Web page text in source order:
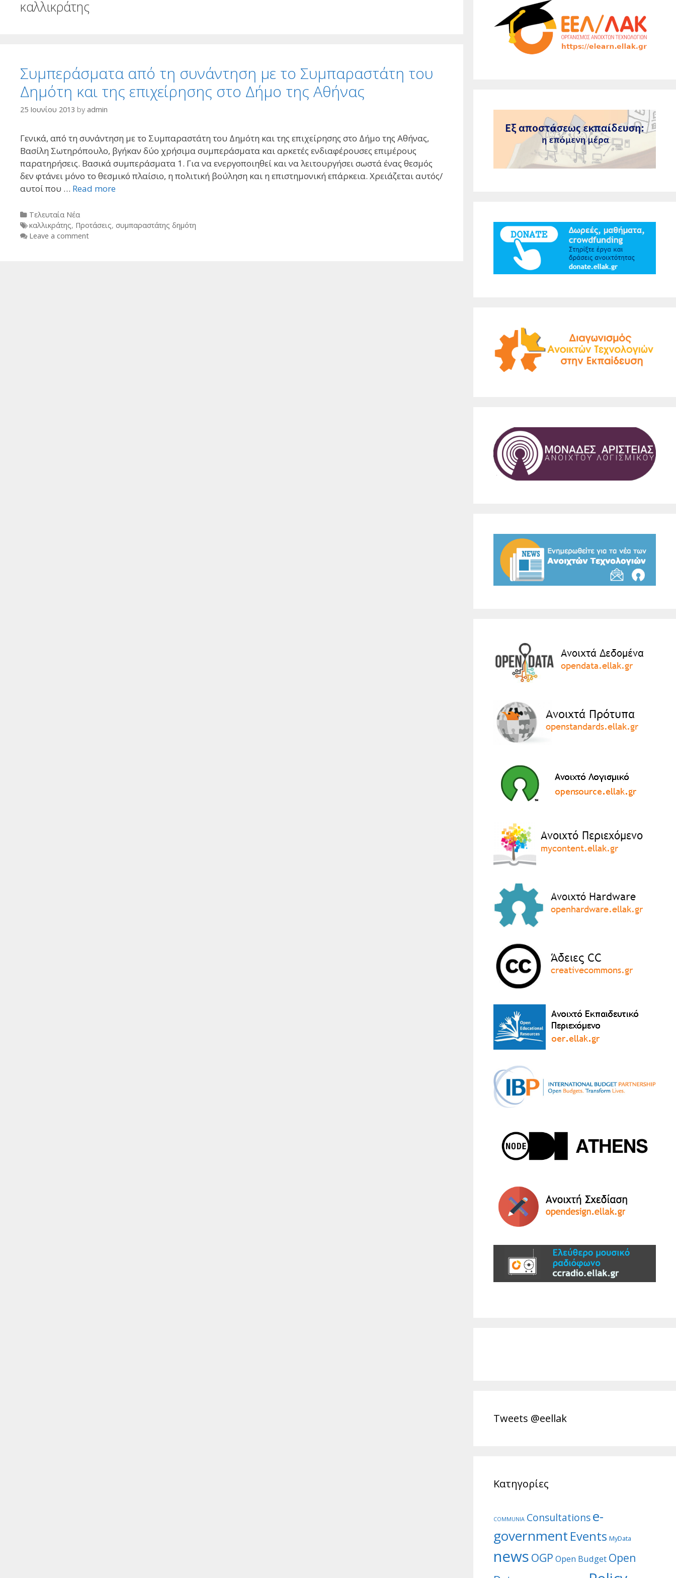
καλλικράτης
Συμπεράσματα από τη συνάντηση με το Συμπαραστάτη του
Δημότη και της επιχείρησης στο Δήμο της Αθήνας
25 Ιουνίου 2013 by admin
Γενικά, από τη συνάντηση με το Συμπαραστάτη του Δημότη και της επιχείρησης στο Δήμο της Αθήνας,
Βασίλη Σωτηρόπουλο, βγήκαν δύο χρήσιμα συμπεράσματα και αρκετές ενδιαφέρουσες επιμέρους
παρατηρήσεις. Βασικά συμπεράσματα 1. Για να ενεργοποιηθεί και να λειτουργήσει σωστά ένας θεσμός
δεν φτάνει μόνο το θεσμικό πλαίσιο, η πολιτική βούληση και η επιστημονική επάρκεια. Χρειάζεται αυτός/
αυτοί που … Read more
Categories
Τελευταία Νέα
Tags
καλλικράτης, Προτάσεις, συμπαραστάτης δημότη
Leave a comment
Tweets @eellak
Κατηγορίες
COMMUNIA Consultations e-
government Events MyData
news OGP Open Budget Open